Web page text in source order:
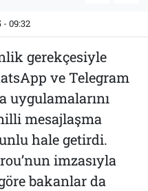
- 09:32
gerekçesiyle
ve Telegram
uygulamalarını
mesajlaşma
hale getirdi.
imzasıyla
bakanlar da